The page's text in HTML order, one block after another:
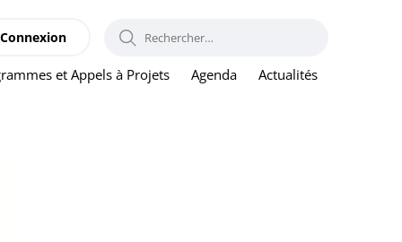
et Appels à Projets Agenda Actualités
Connexion RECHERCHER :